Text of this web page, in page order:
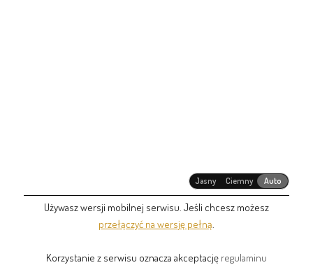
Jasny Ciemny Auto
Używasz wersji mobilnej serwisu. Jeśli chcesz możesz
przełączyć na wersję pełną
Korzystanie z serwisu oznacza akceptację regulaminu